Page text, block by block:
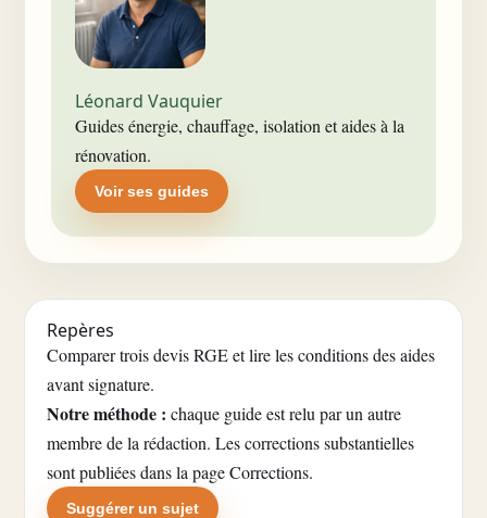
Léonard Vauquier
Guides énergie, chauffage, isolation et aides à la
rénovation.
Voir ses guides
Repères
Comparer trois devis RGE et lire les conditions des aides
avant signature.
Notre méthode : chaque guide est relu par un autre
membre de la rédaction. Les corrections substantielles
sont publiées dans la page Corrections.
Suggérer un sujet